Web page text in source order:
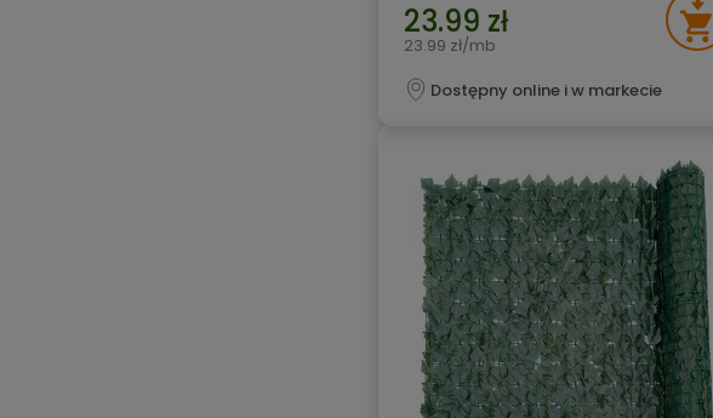
23.99 zł
23.99 zł/mb
Dostępny online i w markecie